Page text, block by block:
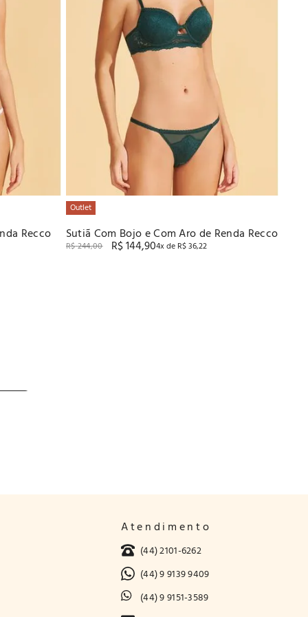
Recco
Outlet
Sutiã Com Bojo e Com Aro de Renda Recco
R$244,00 R$144,904x de R$36,22
Atendimento
(44) 2101-6262
(44) 9 9139 9409
(44) 9 9151-3589